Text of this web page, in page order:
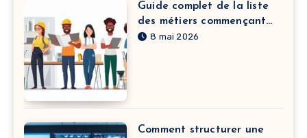
Guide complet de la liste
des métiers commençant
par A : de l’agriculteur à
8 mai 2026
Comment structurer une